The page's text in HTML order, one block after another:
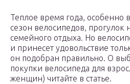
Теплое время года, особенно
сезон велосипедов, прогулок
семейного отдыха. Но
и принесет удовольствие
он подобран правильно. О
покупки велосипеда для
женщин) читайте в статье.